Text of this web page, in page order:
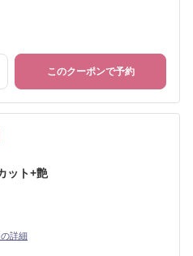
このクーポンで予約
ット+艶
詳細